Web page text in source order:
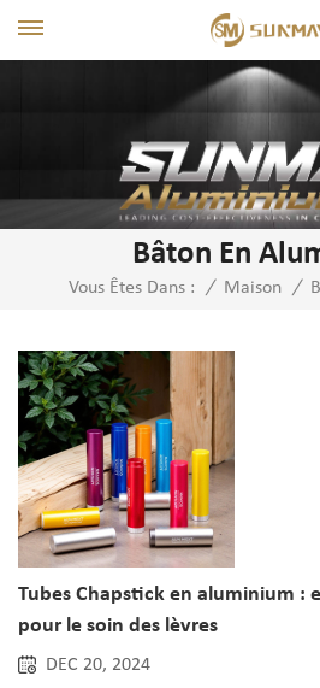
Bâton En
Vous Êtes Dans : / Maison /
Tubes Chapstick en aluminium :
pour le soin des lèvres
DEC 20, 2024